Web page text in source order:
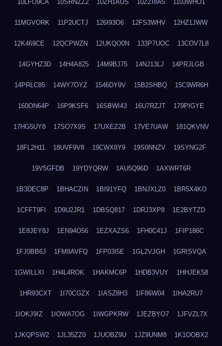
10LFO9CA 10SRNZZ2 10ZH1AUS 10ZZI8A5 1103WHO1
11MGVORK 11P2UCTJ 126I93O6 12FS3WHV 12HZ1JWW
12K469CE 12QCPWZN 12UKQO0N 133P7UOC 13COV7L8
14GYHZ3D 14H4A825 14M9BJ75 14NJ13LJ 14PRJLGB
14PRLC85 14WY7OYZ 1546DY9V 15B2SHBQ 15C9WR6H
160ON64P 16P9KSF6 16SBWI43 16U7RZJT 179PIGYE
17HG5UY8 17SO7X9S 17UXEZ2B 17VE7UAW 181QKVNV
18FL2H11 18UVF9V8 19CWX8Y9 19S0NNZV 19SYNG2F
19V5GFDB 19YDYQRW 1AU5Q96D 1AXWRT6R
1B3DEC8P 1BHACZIN 1BI91YFQ 1BNJXLZ0 1BR5X4KO
1CFFT9FI 1D9U2JR1 1DBSQ817 1DRJ3XP8 1E2BYTZD
1E8JEY8J 1EN94O56 1EZXAZS6 1FH0C41J 1FIP186C
1FJ0BB6J 1FM8AVFQ 1FP03I5E 1GL2VJGH 1GRISVQA
1GWILLXI 1H4L4ROK 1HAKMC6P 1HDB3VUY 1HHJEK58
1HR93CXT 1I70CGZX 1IASZ8H3 1IF86W04 1IHA2RU7
1IOKJ9IZ 1IOWA7OG 1IWGPKRW 1JEZBYO7 1JFVZL7X
1JKQPSW2 1JL35ZZ0 1JUOBZ9U 1JZ9UNM8 1K1OOBX2